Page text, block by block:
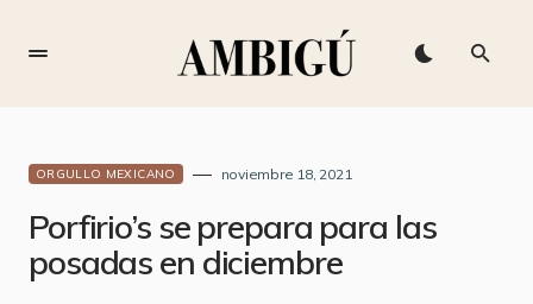
ORGULLO MEXICANO noviembre 18, 2021
Porfirio’s se prepara para las
posadas en diciembre